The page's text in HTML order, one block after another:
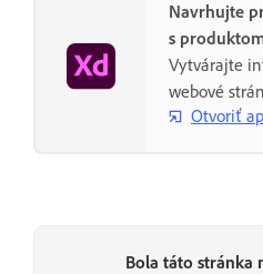
Navrhujte
s
Vytvárajte
webové
Otvoriť
Bola táto stránka